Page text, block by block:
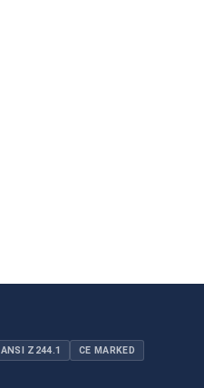
ANSI Z244.1 CE MARKED